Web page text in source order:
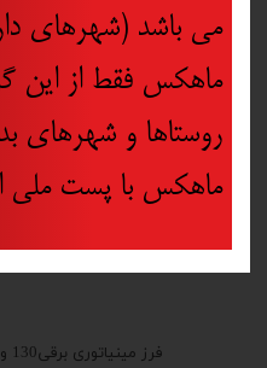
فرز مینیاتوری برقی130 وات مدل 3403
می باشد (شهرهای
ماهکس فقط از این
روستاها و شهرهای
ماهکس با پست ملی